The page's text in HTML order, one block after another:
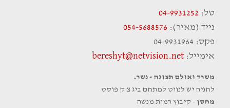
טל: 04-9931252
נייד (מאיר): 054-5688576
פקס: 04-9931964
אימייל: bereshyt@netvision.net
משרד ואולם תצוגה - נשר.
לחניה יש לנווט למתחם ביג צ'ק פוסט
מחסן - קיבוץ רמות מנשה